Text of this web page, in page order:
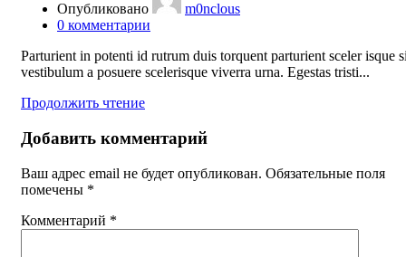
Опубликовано
m0nclous
0 комментарии
Parturient in potenti id rutrum duis torquent parturient sceler isque
vestibulum a posuere scelerisque viverra urna. Egestas tristi...
Продолжить чтение
Добавить комментарий
Ваш адрес email не будет опубликован. Обязательные поля
помечены *
Комментарий *